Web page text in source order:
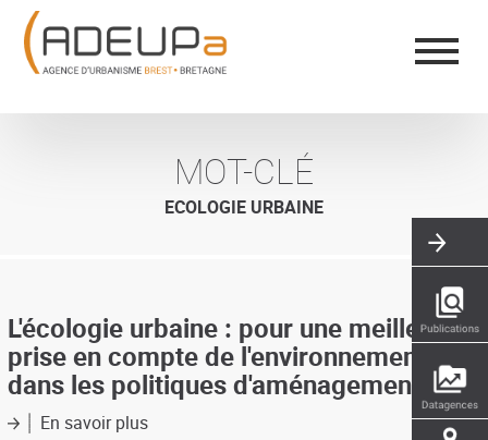
Aller
contenu
principal
MOT-CLÉ
ECOLOGIE URBAINE
L'écologie urbaine : pour une meilleure
prise en compte de l'environnement
dans les politiques d'aménagement
En savoir plussur
Panneau de gestion des cookies